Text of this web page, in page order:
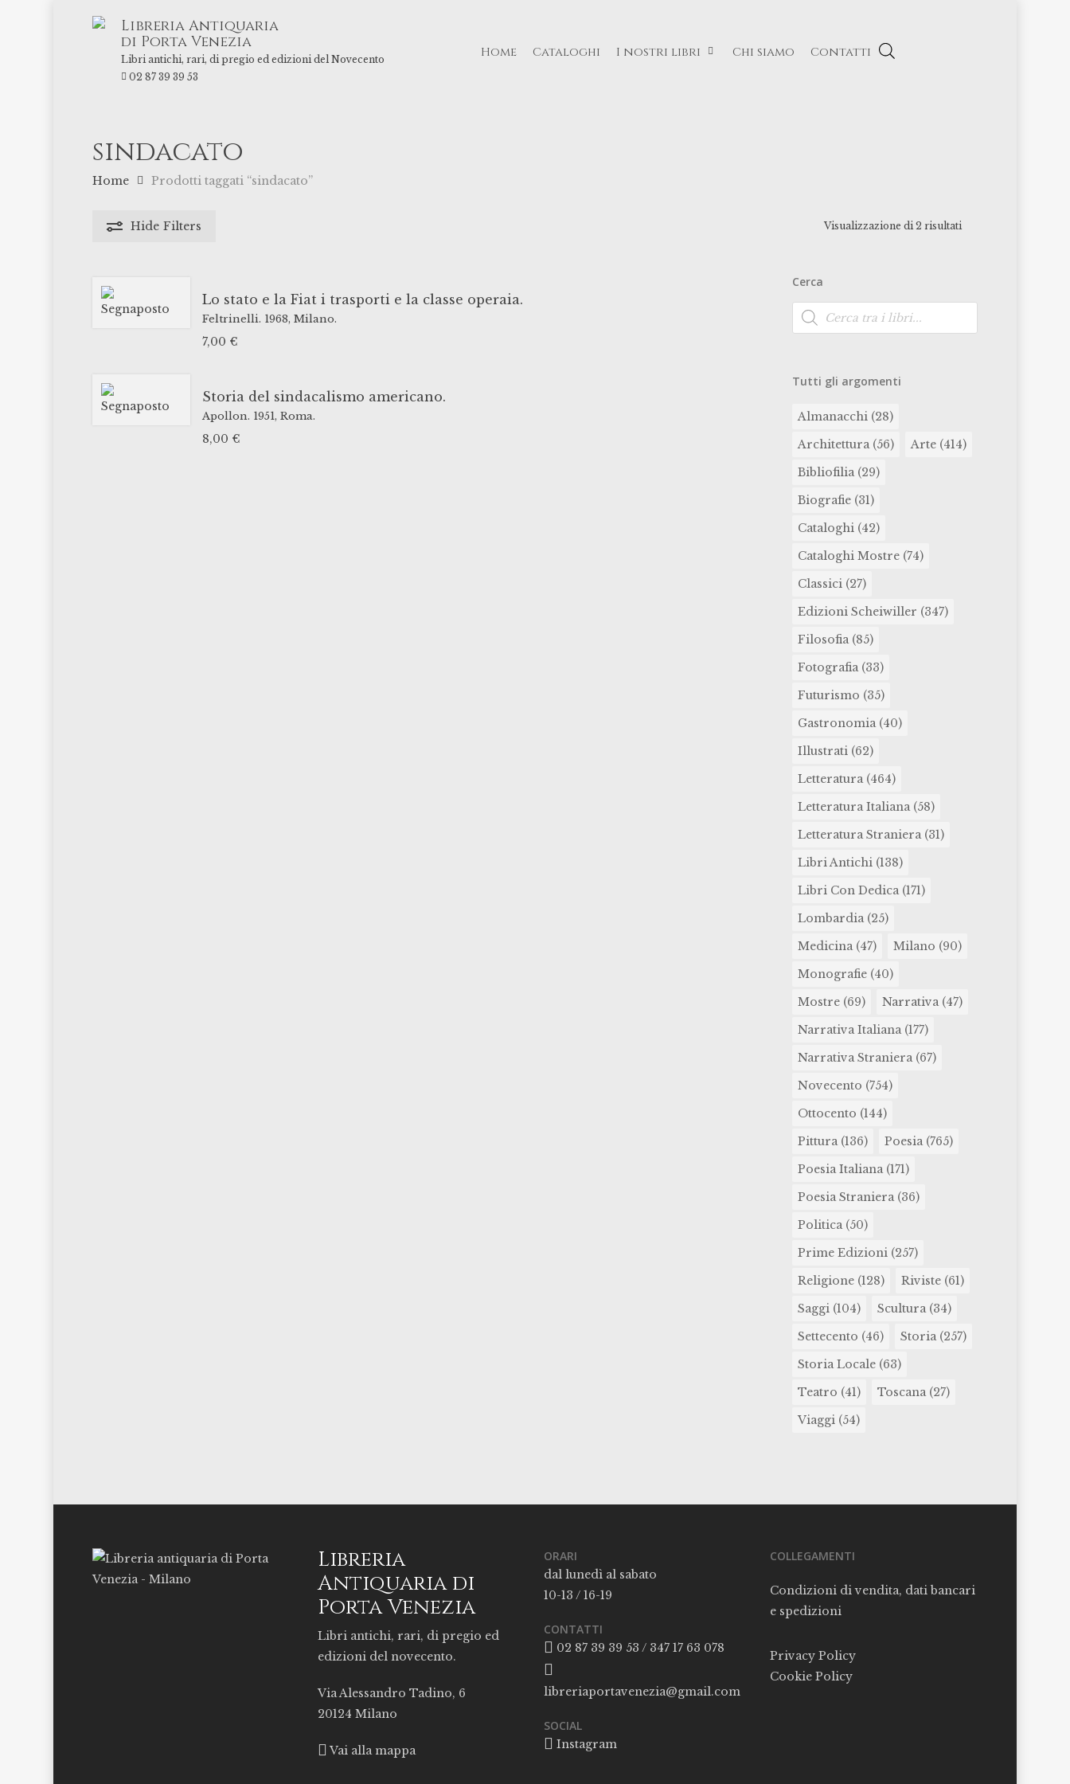
Libreria Antiquaria
di Porta Venezia
Libri antichi, rari, di pregio ed edizioni del Novecento
02 87 39 39 53
Home Cataloghi I nostri libri Chi siamo Contatti
sindacato
Home Prodotti taggati “sindacato”
Hide Filters Visualizzazione di 2 risultati
Lo stato e la Fiat i trasporti e la classe operaia.
Feltrinelli. 1968, Milano.
7,00 €
Storia del sindacalismo americano.
Apollon. 1951, Roma.
8,00 €
Cerca
Ricerca
prodotti
Tutti gli argomenti
Almanacchi(28)
Architettura(56) Arte(414)
Bibliofilia(29)
Biografie(31)
Cataloghi(42)
Cataloghi Mostre(74)
Classici(27)
Edizioni Scheiwiller (347)
Filosofia(85)
Fotografia(33)
Futurismo (35)
Gastronomia(40)
Illustrati(62)
Letteratura(464)
Letteratura Italiana(58)
Letteratura Straniera(31)
Libri Antichi(138)
Libri Con Dedica(171)
Lombardia(25)
Medicina(47) Milano (90)
Monografie(40)
Mostre(69) Narrativa(47)
Narrativa Italiana(177)
Narrativa Straniera(67)
Novecento (754)
Ottocento (144)
Pittura(136) Poesia(765)
Poesia Italiana(171)
Poesia Straniera(36)
Politica(50)
Prime Edizioni(257)
Religione(128) Riviste(61)
Saggi(104) Scultura(34)
Settecento (46) Storia(257)
Storia Locale(63)
Teatro (41) Toscana(27)
Viaggi(54)
Libreria
Antiquaria di
Porta Venezia
Libri antichi, rari, di pregio ed
edizioni del novecento.
Via Alessandro Tadino, 6
20124 Milano
Vai alla mappa
ORARI
dal lunedì al sabato
10-13 / 16-19
CONTATTI
02 87 39 39 53 / 347 17 63 078
libreriaportavenezia@gmail.com
SOCIAL
Instagram
COLLEGAMENTI
Condizioni di vendita, dati bancari
e spedizioni
Privacy Policy
Cookie Policy